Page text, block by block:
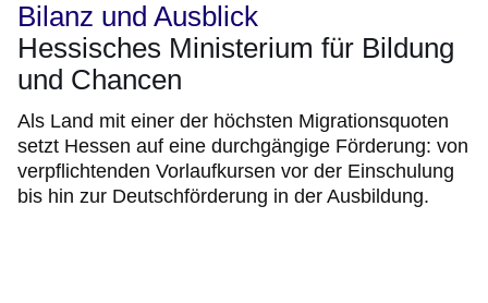
Bilanz und Ausblick
Hessisches Ministerium für Bildung
und Chancen
Als Land mit einer der höchsten Migrationsquoten
setzt Hessen auf eine durchgängige Förderung: von
verpflichtenden Vorlaufkursen vor der Einschulung
bis hin zur Deutschförderung in der Ausbildung.